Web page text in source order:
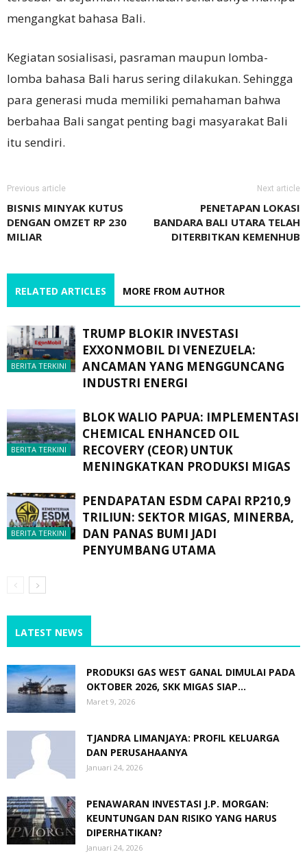
mengangkat bahasa Bali.
Kegiatan sosialisasi, pasraman maupun lomba-
lomba bahasa Bali harus sering dilakukan. Sehingga
para generasi muda memiliki pemahaman bahwa
berbahaa Bali sangat penting bagi masyarakat Bali
itu sendiri.
Previous article
BISNIS MINYAK KUTUS
DENGAN OMZET RP 230
MILIAR
Next article
PENETAPAN LOKASI
BANDARA BALI UTARA TELAH
DITERBITKAN KEMENHUB
RELATED ARTICLES MORE FROM AUTHOR
BERITA TERKINI
TRUMP BLOKIR INVESTASI
EXXONMOBIL DI VENEZUELA:
ANCAMAN YANG MENGGUNCANG
INDUSTRI ENERGI
BERITA TERKINI
BLOK WALIO PAPUA: IMPLEMENTASI
CHEMICAL ENHANCED OIL
RECOVERY (CEOR) UNTUK
MENINGKATKAN PRODUKSI MIGAS
BERITA TERKINI
PENDAPATAN ESDM CAPAI RP210,9
TRILIUN: SEKTOR MIGAS, MINERBA,
DAN PANAS BUMI JADI
PENYUMBANG UTAMA
LATEST NEWS
PRODUKSI GAS WEST GANAL DIMULAI PADA
OKTOBER 2026, SKK MIGAS SIAP...
Maret 9, 2026
TJANDRA LIMANJAYA: PROFIL KELUARGA
DAN PERUSAHAANYA
Januari 24, 2026
PENAWARAN INVESTASI J.P. MORGAN:
KEUNTUNGAN DAN RISIKO YANG HARUS
DIPERHATIKAN?
Januari 24, 2026